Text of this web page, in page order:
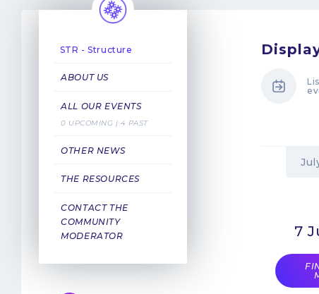
STR - Structure
ABOUT US
ALL OUR EVENTS
0 UPCOMING | 4 PAST
OTHER NEWS
THE RESOURCES
CONTACT THE
COMMUNITY
MODERATOR
7